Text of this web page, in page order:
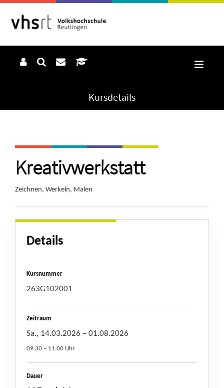
Kursdetails
Kreativwerkstatt
Zeichnen, Werkeln, Malen
Details
Kursnummer
263G102001
Zeitraum
Sa., 14.03.2026 – 01.08.2026
09:30 – 11:00 Uhr
Dauer